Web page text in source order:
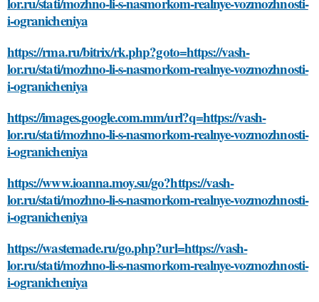
i-ogranicheniya
https://rma.ru/bitrix/rk.php?goto=https://vash-
lor.ru/stati/mozhno-li-s-nasmorkom-realnye-vozmozhnosti-
i-ogranicheniya
https://images.google.com.mm/url?q=https://vash-
lor.ru/stati/mozhno-li-s-nasmorkom-realnye-vozmozhnosti-
i-ogranicheniya
https://www.ioanna.moy.su/go?https://vash-
lor.ru/stati/mozhno-li-s-nasmorkom-realnye-vozmozhnosti-
i-ogranicheniya
https://wastemade.ru/go.php?url=https://vash-
lor.ru/stati/mozhno-li-s-nasmorkom-realnye-vozmozhnosti-
i-ogranicheniya